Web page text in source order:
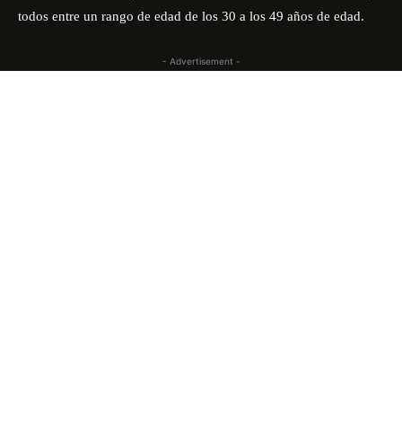
todos entre un rango de edad de los 30 a los 49 años de edad.
- Advertisement -